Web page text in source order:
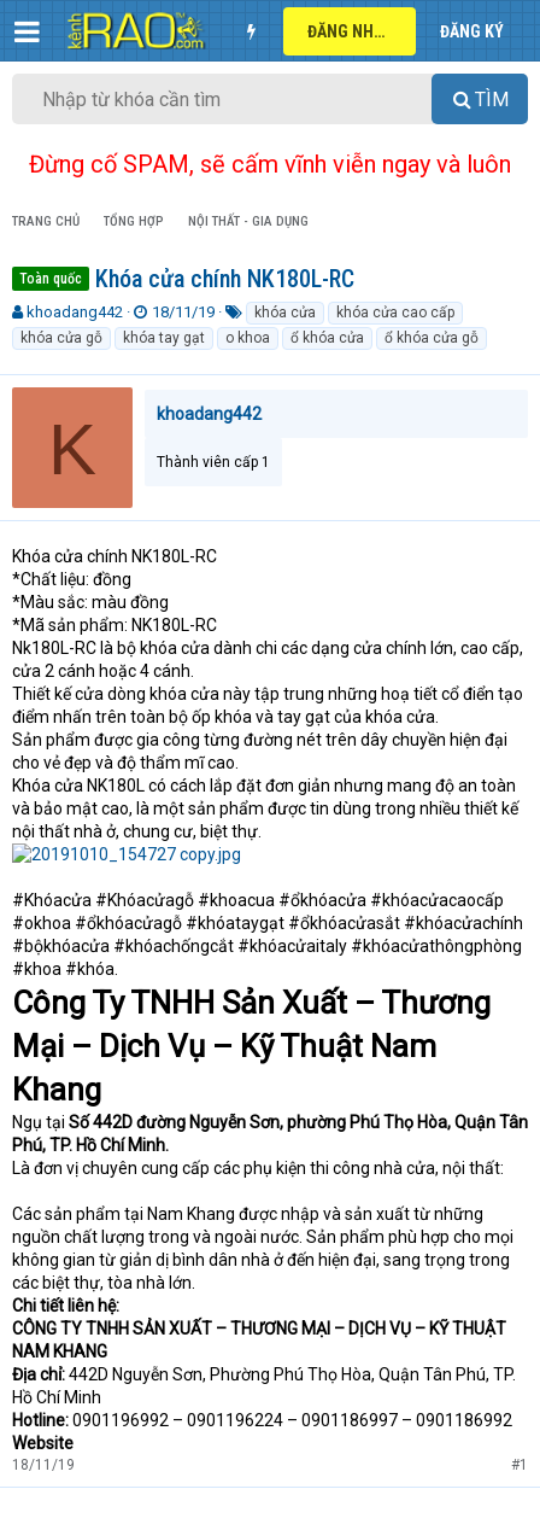
ĐĂNG NHẬP ĐĂNG KÝ
TÌM
Đừng cố SPAM, sẽ cấm vĩnh viễn ngay và luôn
TRANG CHỦ TỔNG HỢP NỘI THẤT - GIA DỤNG
Toàn quốc Khóa cửa chính NK180L-RC
T
h
r
e
r
e
r
khoadang442
N
g
à
y
ử
18/11/19
ừ
k
h
a
khóa cửa
khóa cửa cao cấp
khóa cửa gỗ
khóa tay gạt o khoa ổ khóa cửa ổ khóa cửa gỗ
K khoadang442
Thành viên cấp 1
Khóa cửa chính NK180L-RC
*Chất liệu: đồng
*Màu sắc: màu đồng
*Mã sản phẩm: NK180L-RC
Nk180L-RC là bộ khóa cửa dành chi các dạng cửa chính lớn, cao cấp,
cửa 2 cánh hoặc 4 cánh.
Thiết kế cửa dòng khóa cửa này tập trung những hoạ tiết cổ điển tạo
điểm nhấn trên toàn bộ ốp khóa và tay gạt của khóa cửa.
Sản phẩm được gia công từng đường nét trên dây chuyền hiện đại
cho vẻ đẹp và độ thẩm mĩ cao.
Khóa cửa NK180L có cách lắp đặt đơn giản nhưng mang độ an toàn
và bảo mật cao, là một sản phẩm được tin dùng trong nhiều thiết kế
nội thất nhà ở, chung cư, biệt thự.
#Khóacửa #Khóacửagỗ #khoacua #ổkhóacửa #khóacửacaocấp
#okhoa #ổkhóacửagỗ #khóataygạt #ổkhóacửasắt #khóacửachính
#bộkhóacửa #khóachốngcắt #khóacửaitaly #khóacửathôngphòng
#khoa #khóa.
Công Ty TNHH Sản Xuất – Thương
Mại – Dịch Vụ – Kỹ Thuật Nam
Khang
Ngụ tại Số 442D đường Nguyễn Sơn, phường Phú Thọ Hòa, Quận Tân
Phú, TP. Hồ Chí Minh.
Là đơn vị chuyên cung cấp các phụ kiện thi công nhà cửa, nội thất:
Các sản phẩm tại Nam Khang được nhập và sản xuất từ những
nguồn chất lượng trong và ngoài nước. Sản phẩm phù hợp cho mọi
không gian từ giản dị bình dân nhà ở đến hiện đại, sang trọng trong
các biệt thự, tòa nhà lớn.
Chi tiết liên hệ:
CÔNG TY TNHH SẢN XUẤT – THƯƠNG MẠI – DỊCH VỤ – KỸ THUẬT
NAM KHANG
Địa chỉ:442D Nguyễn Sơn, Phường Phú Thọ Hòa, Quận Tân Phú, TP.
Hồ Chí Minh
Hotline:0901196992 – 0901196224 – 0901186997 – 0901186992
Website
18/11/19 #1